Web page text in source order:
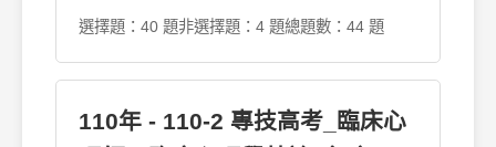
選擇題：40 題非選擇題：4 題總題數：44 題
110年 - 110-2 專技高考_臨床心